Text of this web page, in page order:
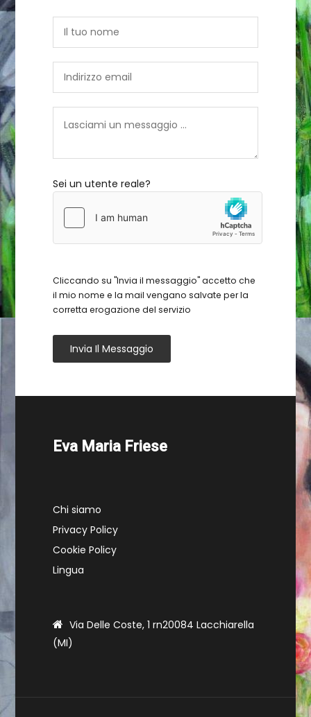
Sei un utente reale?
Cliccando su "Invia il messaggio" accetto che
il mio nome e la mail vengano salvate per la
corretta erogazione del servizio
Invia Il Messaggio
Eva Maria Friese
Chi siamo
Privacy Policy
Cookie Policy
Lingua
Via Delle Coste, 1 rn20084 Lacchiarella
(MI)